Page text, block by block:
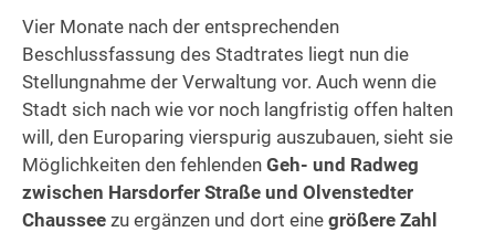
Vier Monate nach der entsprechenden
Beschlussfassung des Stadtrates liegt nun die
Stellungnahme der Verwaltung vor. Auch wenn die
Stadt sich nach wie vor noch langfristig offen halten
will, den Europaring vierspurig auszubauen, sieht sie
Möglichkeiten den fehlenden Geh- und Radweg
zwischen Harsdorfer Straße und Olvenstedter
Chaussee zu ergänzen und dort eine größere Zahl